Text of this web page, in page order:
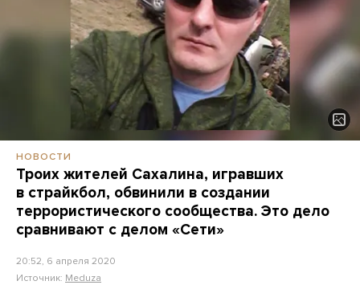
НОВОСТИ
Троих жителей Сахалина, игравших
в страйкбол, обвинили в создании
террористического сообщества. Это дело
сравнивают с делом «Сети»
20:52, 6 апреля 2020
Источник: Meduza